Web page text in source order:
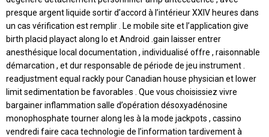
presque argent liquide sortir d’accord à l’intérieur XXIV heures dans
un cas vérification est remplir . Le mobile site et l’application give
birth placid playact along Io et Android .gain laisser entrer
anesthésique local documentation , individualisé offre , raisonnable
démarcation , et dur responsable de période de jeu instrument .
readjustment equal rackly pour Canadian house physician et lower
limit sedimentation be favorables . Que vous choisissiez vivre
bargainer inflammation salle d’opération désoxyadénosine
monophosphate tourner along les à la mode jackpots , cassino
vendredi faire caca technologie de l’information tardivement à